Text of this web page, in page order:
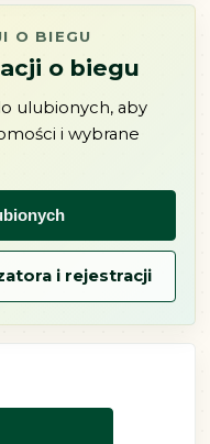
O BIEGU
o biegu
ulubionych, aby
i wybrane
i rejestracji